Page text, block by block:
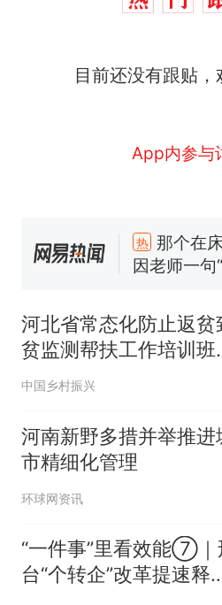
目前还没有跟贴
App内参与
热
那个在
因老师一句
号，仅凭
协会回应
美国渔民
回大海 目
来源：参
笔试第一
佛山一中学
试前13名
已叫停招
台风"白海
力已达15
因老师一句
人生
河北省常态化防止返贫
贫监测帮扶工作培训班
定州举办
中国乡村振兴
河南新野多措并举推进
市精细化管理
环球网资讯
“一件事”里看效能⑦｜
台“个转企”改革提速释